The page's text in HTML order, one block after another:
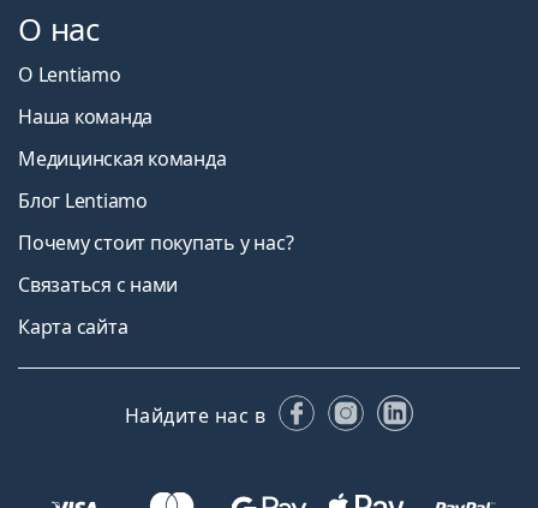
О нас
О Lentiamo
Наша команда
Медицинская команда
Блог Lentiamo
Почему стоит покупать у нас?
Связаться с нами
Карта сайта
Найдите нас в FacebookInstagram
LinkedIn